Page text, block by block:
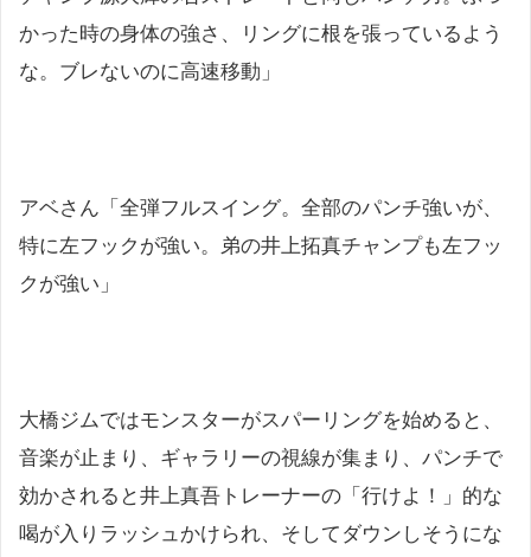
かった時の身体の強さ、リングに根を張っているよう
な。ブレないのに高速移動」
アベさん「全弾フルスイング。全部のパンチ強いが、
特に左フックが強い。弟の井上拓真チャンプも左フッ
クが強い」
大橋ジムではモンスターがスパーリングを始めると、
音楽が止まり、ギャラリーの視線が集まり、パンチで
効かされると井上真吾トレーナーの「行けよ！」的な
喝が入りラッシュかけられ、そしてダウンしそうにな